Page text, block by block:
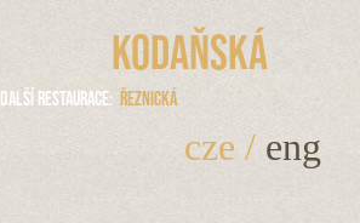
Kodaňská
Další restaurace Řeznická
cze / eng